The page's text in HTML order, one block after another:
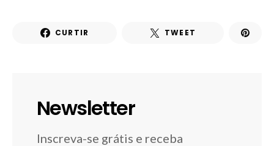
CURTIR TWEET
Newsletter
Inscreva-se grátis e receba